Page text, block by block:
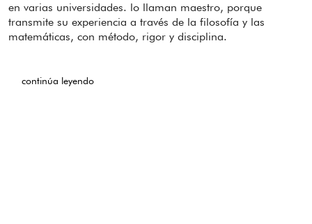
en varias universidades. lo llaman maestro, porque
transmite su experiencia a través de la filosofía y las
matemáticas, con método, rigor y disciplina.
continúa leyendo